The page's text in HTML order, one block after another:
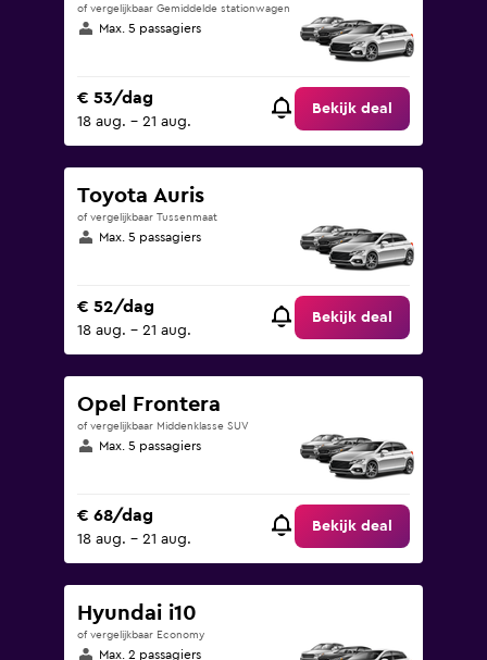
of vergelijkbaar Gemiddelde stationwagen
Max. 5 passagiers
€ 53/dag
18 aug. - 21 aug.
Bekijk deal
Toyota Auris
of vergelijkbaar Tussenmaat
Max. 5 passagiers
€ 52/dag
18 aug. - 21 aug.
Bekijk deal
Opel Frontera
of vergelijkbaar Middenklasse SUV
Max. 5 passagiers
€ 68/dag
18 aug. - 21 aug.
Bekijk deal
Hyundai i10
of vergelijkbaar Economy
Max. 2 passagiers